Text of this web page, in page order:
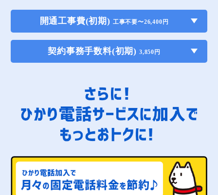
開通工事費(初期) 工事不要〜26,400円
契約事務手数料(初期) 3,850円